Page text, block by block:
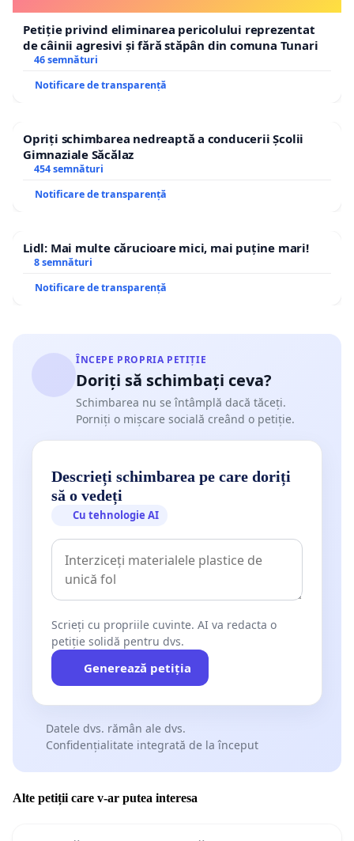
Petiție privind eliminarea pericolului reprezentat
de câinii agresivi și fără stăpân din comuna Tunari
46 semnături
Notificare de transparență
Opriți schimbarea nedreaptă a conducerii Școlii
Gimnaziale Săcălaz
454 semnături
Notificare de transparență
Lidl: Mai multe cărucioare mici, mai puține mari!
8 semnături
Notificare de transparență
ÎNCEPE PROPRIA PETIȚIE
Doriți să schimbați ceva?
Schimbarea nu se întâmplă dacă tăceți.
Porniți o mișcare socială creând o petiție.
Descrieți schimbarea pe care doriți
să o vedeți
Cu tehnologie AI
Scrieți cu propriile cuvinte. AI va redacta o
petiție solidă pentru dvs.
Generează petiția
Datele dvs. rămân ale dvs.
Confidențialitate integrată de la început
Alte petiții care v-ar putea interesa